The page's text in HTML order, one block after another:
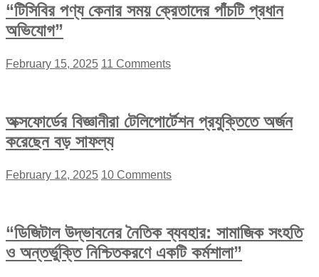
“টিসিবির পণ্য কেনার সময় ক্রেতাদের পাঁচটি প্রধান
অভিযোগ”
February 15, 2025 11 Comments
অক্সফোর্ডের বিজ্ঞানীরা টেলিপোর্টেশন প্রযুক্তিতে অর্জন
করেছেন বড় সাফল্য
February 12, 2025 10 Comments
“ডিজিটাল উদ্ভাবনের নৈতিক ব্যবহার: সামাজিক সংহতি
ও অন্তর্ভুক্তি নিশ্চিতকরণে একটি কর্মশালা”